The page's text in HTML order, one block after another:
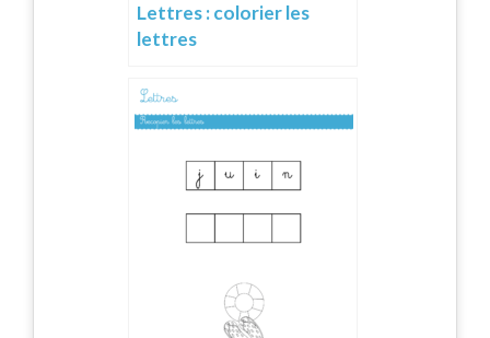
Lettres : colorier les
lettres